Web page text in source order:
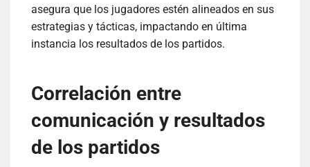
asegura que los jugadores estén alineados en sus
estrategias y tácticas, impactando en última
instancia los resultados de los partidos.
Correlación entre
comunicación y resultados
de los partidos